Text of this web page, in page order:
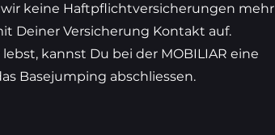
keine Haftpflichtversicherungen mehr
Deiner Versicherung Kontakt auf.
kannst Du bei der MOBILIAR eine
Basejumping abschliessen.